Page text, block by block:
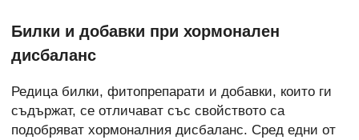
Билки и добавки при хормонален
дисбаланс
Редица билки, фитопрепарати и добавки, които ги
съдържат, се отличават със свойството са
подобряват хормоналния дисбаланс. Сред едни от